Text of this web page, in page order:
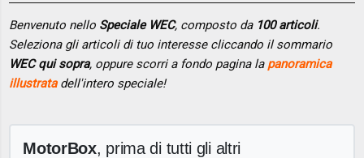
Benvenuto nello Speciale WEC, composto da 100 articoli.
Seleziona gli articoli di tuo interesse cliccando il sommario
WEC qui sopra, oppure scorri a fondo pagina la panoramica
illustratadell'intero speciale!
MotorBox, prima di tutti gli altri